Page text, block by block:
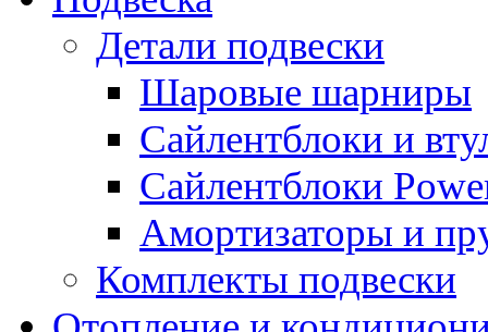
Детали подвески
Шаровые шарниры
Сайлентблоки и
Сайлентблоки
Амортизаторы и
Комплекты подвески